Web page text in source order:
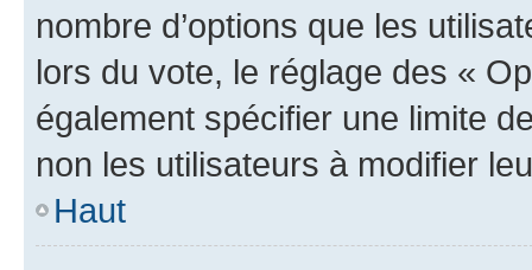
nombre d’options que les
lors du vote, le réglage des «
également spécifier une limite
non les utilisateurs à modifier
Haut